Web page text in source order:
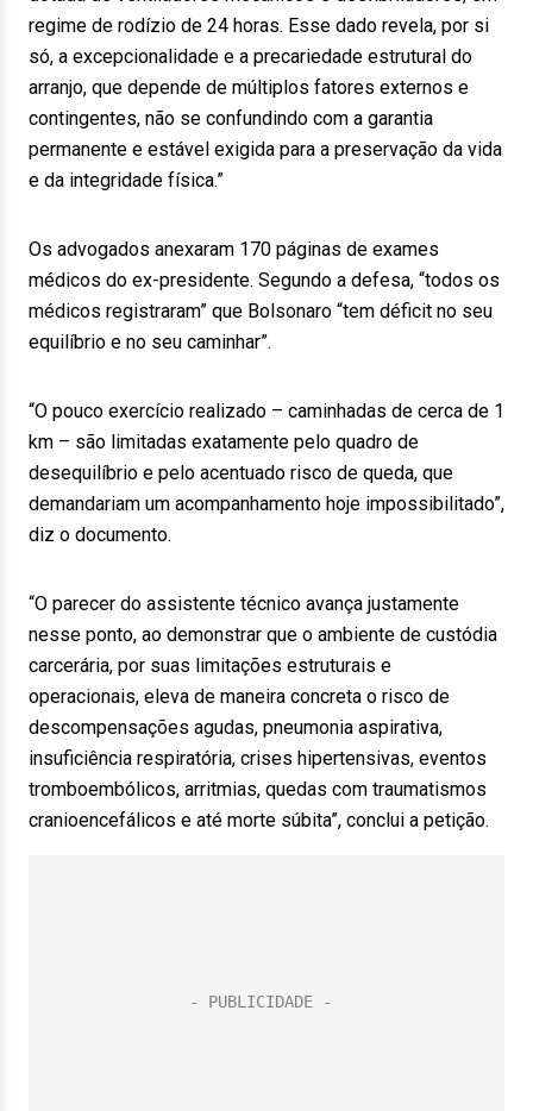
regime de rodízio de 24 horas. Esse dado revela, por si
só, a excepcionalidade e a precariedade estrutural do
arranjo, que depende de múltiplos fatores externos e
contingentes, não se confundindo com a garantia
permanente e estável exigida para a preservação da vida
e da integridade física.”
Os advogados anexaram 170 páginas de exames
médicos do ex-presidente. Segundo a defesa, “todos os
médicos registraram” que Bolsonaro “tem déficit no seu
equilíbrio e no seu caminhar”.
“O pouco exercício realizado – caminhadas de cerca de 1
km – são limitadas exatamente pelo quadro de
desequilíbrio e pelo acentuado risco de queda, que
demandariam um acompanhamento hoje impossibilitado”,
diz o documento.
“O parecer do assistente técnico avança justamente
nesse ponto, ao demonstrar que o ambiente de custódia
carcerária, por suas limitações estruturais e
operacionais, eleva de maneira concreta o risco de
descompensações agudas, pneumonia aspirativa,
insuficiência respiratória, crises hipertensivas, eventos
tromboembólicos, arritmias, quedas com traumatismos
cranioencefálicos e até morte súbita”, conclui a petição.